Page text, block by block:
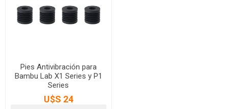
Pies Antivibración para
Bambu Lab X1 Series y P1
Series
U$S 24